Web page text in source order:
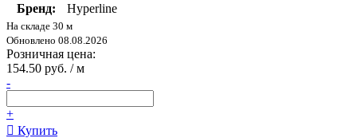
Бренд:
Hyperline
На складе 30 м
Обновлено 08.08.2026
Розничная цена:
154.50 руб. / м
-
+
Купить